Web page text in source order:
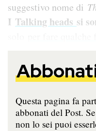
suggestivo nome di
I Talking heads si
Questa pagina fa
abbonati del Post.
non lo sei puoi